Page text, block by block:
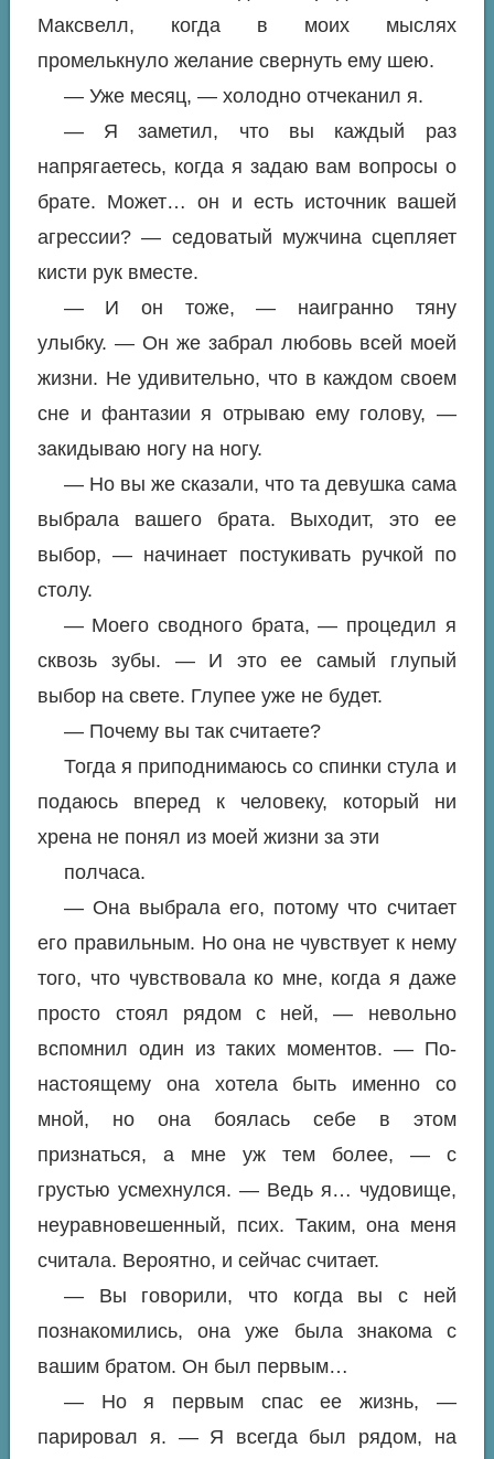
Максвелл, когда в моих мыслях
промелькнуло желание свернуть ему шею.
— Уже месяц, — холодно отчеканил я.
— Я заметил, что вы каждый раз
напрягаетесь, когда я задаю вам вопросы о
брате. Может… он и есть источник вашей
агрессии? — седоватый мужчина сцепляет
кисти рук вместе.
— И он тоже, — наигранно тяну
улыбку. — Он же забрал любовь всей моей
жизни. Не удивительно, что в каждом своем
сне и фантазии я отрываю ему голову, —
закидываю ногу на ногу.
— Но вы же сказали, что та девушка сама
выбрала вашего брата. Выходит, это ее
выбор, — начинает постукивать ручкой по
столу.
— Моего сводного брата, — процедил я
сквозь зубы. — И это ее самый глупый
выбор на свете. Глупее уже не будет.
— Почему вы так считаете?
Тогда я приподнимаюсь со спинки стула и
подаюсь вперед к человеку, который ни
хрена не понял из моей жизни за эти
полчаса.
— Она выбрала его, потому что считает
его правильным. Но она не чувствует к нему
того, что чувствовала ко мне, когда я даже
просто стоял рядом с ней, — невольно
вспомнил один из таких моментов. — По-
настоящему она хотела быть именно со
мной, но она боялась себе в этом
признаться, а мне уж тем более, — с
грустью усмехнулся. — Ведь я… чудовище,
неуравновешенный, псих. Таким, она меня
считала. Вероятно, и сейчас считает.
— Вы говорили, что когда вы с ней
познакомились, она уже была знакома с
вашим братом. Он был первым…
— Но я первым спас ее жизнь, —
парировал я. — Я всегда был рядом, на